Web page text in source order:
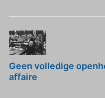
Geen volledige
affaire